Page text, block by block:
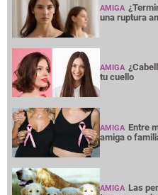
AMIGA
una ruptura
AMIGA
tu cuello
AMIGA Entre
amiga o
AMIGA Las